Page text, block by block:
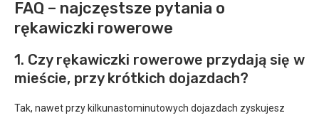
FAQ – najczęstsze pytania o
rękawiczki rowerowe
1. Czy rękawiczki rowerowe przydają się w
mieście, przy krótkich dojazdach?
Tak, nawet przy kilkunastominutowych dojazdach zyskujesz